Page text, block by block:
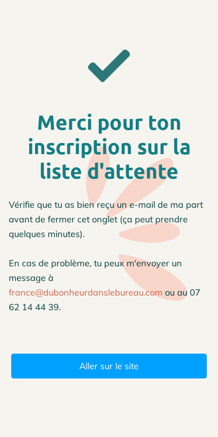
Merci pour ton
inscription sur la
liste d'attente
Vérifie que tu as bien reçu un e-mail de ma part
avant de fermer cet onglet (ça peut prendre
quelques minutes).
En cas de problème, tu peux m'envoyer un
message à
france@dubonheurdanslebureau.com ou au 07
62 14 44 39.
Aller sur le site